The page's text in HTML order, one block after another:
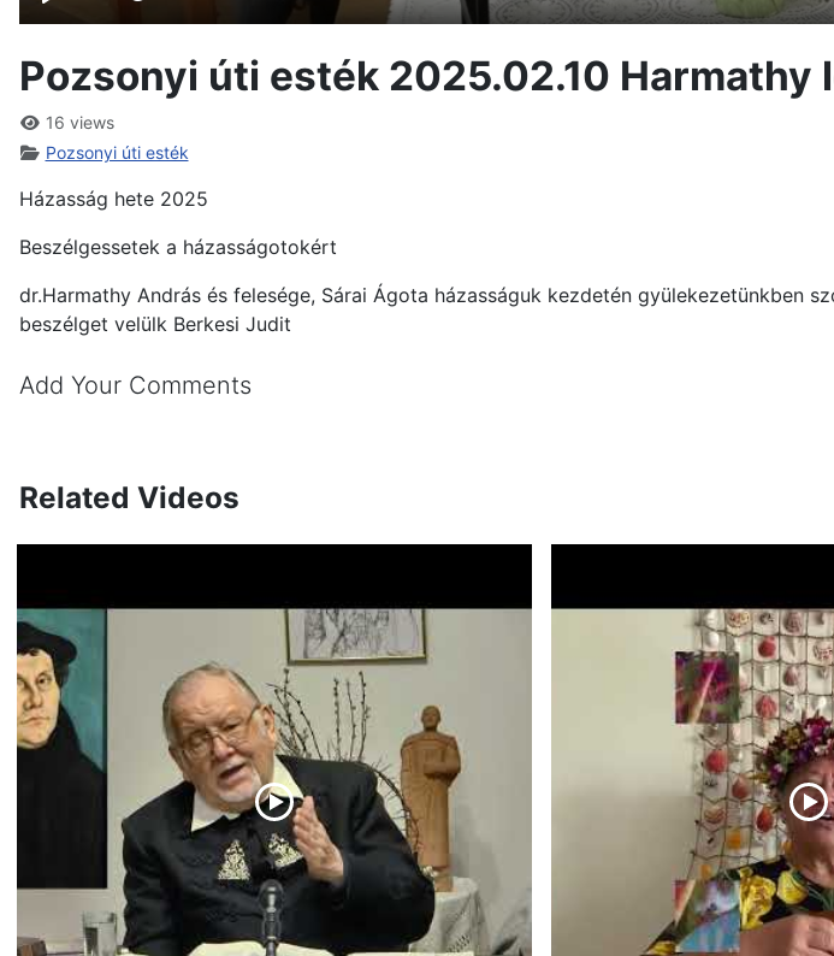
Pozsonyi úti esték 2025.02.10 Harmathy
16 views
Pozsonyi úti esték
Házasság hete 2025
Beszélgessetek a házasságotokért
dr.Harmathy András és felesége, Sárai Ágota házasságuk kezdetén
beszélget velülk Berkesi Judit
Add Your Comments
Related Videos